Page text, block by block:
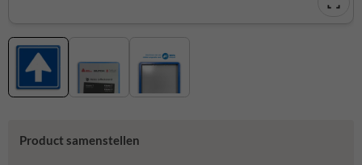
Product samenstellen